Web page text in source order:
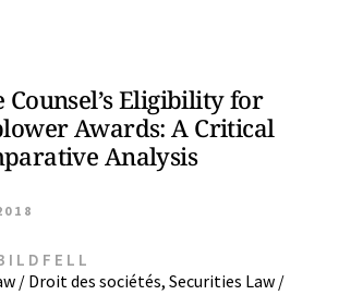
Counsel’s Eligibility for
Awards: A Critical
Analysis
/ Droit des sociétés, Securities Law /